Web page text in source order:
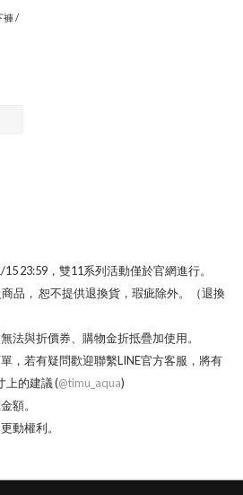
褲 /
23:59，雙11系列活動僅於官網進行。
品， 恕不提供退換貨，瑕疵除外。（退換
法與折價券、購物金折抵疊加使用。
，若有疑問歡迎聯繫LINE官方客服，將有
上的建議 (@timu_aqua)
額。
動權利。